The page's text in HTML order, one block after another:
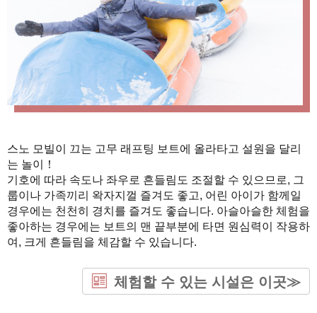
스노 모빌이 끄는 고무 래프팅 보트에 올라타고 설원을 달리
는 놀이！
기호에 따라 속도나 좌우로 흔들림도 조절할 수 있으므로, 그
룹이나 가족끼리 왁자지껄 즐겨도 좋고, 어린 아이가 함께일
경우에는 천천히 경치를 즐겨도 좋습니다. 아슬아슬한 체험을
좋아하는 경우에는 보트의 맨 끝부분에 타면 원심력이 작용하
여, 크게 흔들림을 체감할 수 있습니다.
체험할 수 있는 시설은 이곳≫